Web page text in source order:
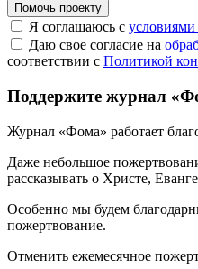
Помочь проекту
Я соглашаюсь с
Даю свое согласие на
соответствии с Политикой
Поддержите журнал
Журнал «Фома» работает
Даже небольшое
рассказывать о Христе,
Особенно мы будем
пожертвование.
Отменить ежемесячное